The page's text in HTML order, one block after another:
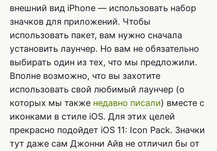
внешний вид iPhone — использовать набор
значков для приложений. Чтобы
использовать пакет, вам нужно сначала
установить лаунчер. Но вам не обязательно
выбирать один из тех, что мы предложили.
Вполне возможно, что вы захотите
использовать свой любимый лаунчер (о
которых мы также недавно писали) вместе с
иконками в стиле iOS. Для этих целей
прекрасно подойдет iOS 11: Icon Pack. Значки
тут даже сам Джонни Айв не отличил бы от